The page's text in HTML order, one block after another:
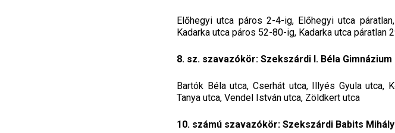
Előhegyi utca páros 2-4-ig, Előhegyi utca
Kadarka utca páros 52-80-ig, Kadarka utca
8. sz. szavazókör: Szekszárdi I. Béla
Bartók Béla utca, Cserhát utca, Illyés Gyula utca,
Tanya utca, Vendel István utca, Zöldkert utca
10. számú szavazókör: Szekszárdi Babits